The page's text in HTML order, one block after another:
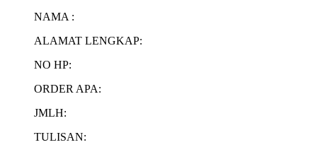
NAMA :
ALAMAT LENGKAP:
NO HP:
ORDER APA:
JMLH:
TULISAN: